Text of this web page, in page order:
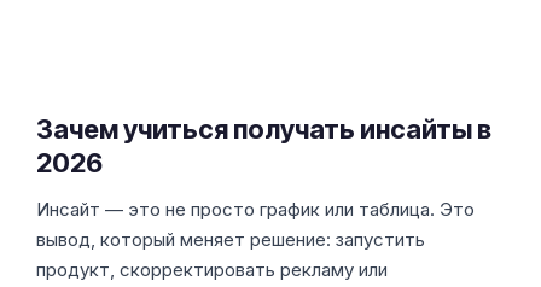
Зачем учиться получать инсайты в
2026
Инсайт — это не просто график или таблица. Это
вывод, который меняет решение: запустить
продукт, скорректировать рекламу или